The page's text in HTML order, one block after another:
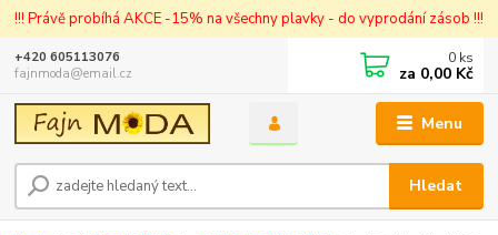
!!! Právě probíhá AKCE -15% na všechny plavky - do vyprodání zásob !!!
Menu
Hledat
+420 605113076
fajnmoda@email.cz
0 ks
za 0,00 Kč